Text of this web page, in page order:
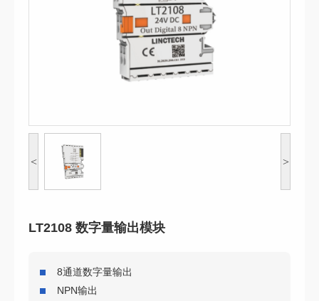
< >
LT2108 数字量输出模块
8通道数字量输出
NPN输出